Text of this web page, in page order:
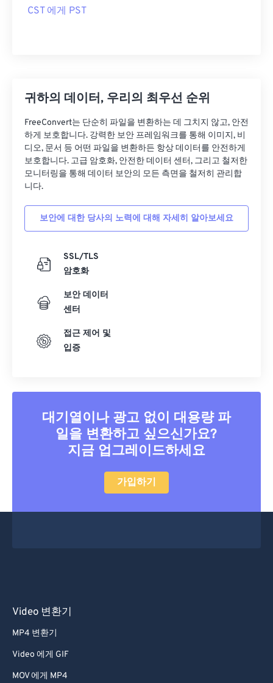
CST 에게 PST
귀하의 데이터, 우리의 최우선 순위
FreeConvert는 단순히 파일을 변환하는 데 그치지 않고, 안전
하게 보호합니다. 강력한 보안 프레임워크를 통해 이미지, 비
디오, 문서 등 어떤 파일을 변환하든 항상 데이터를 안전하게
보호합니다. 고급 암호화, 안전한 데이터 센터, 그리고 철저한
모니터링을 통해 데이터 보안의 모든 측면을 철저히 관리합
니다.
보안에 대한 당사의 노력에 대해 자세히 알아보세요
SSL/TLS
암호화
보안 데이터
센터
접근 제어 및
입증
대기열이나 광고 없이 대용량 파
일을 변환하고 싶으신가요?
지금 업그레이드하세요
가입하기
Video 변환기
MP4 변환기
Video 에게 GIF
MOV 에게 MP4